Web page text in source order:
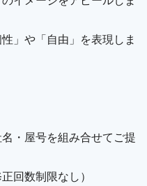
」や「自由」を表現しま
・屋号を組み合せてご提
回数制限なし）